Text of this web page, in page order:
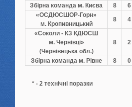
Збірна команда м. Києва
8 6
«ОСДЮСШОР-Горн»
м. Кропивницький
8 4
«Соколи - КЗ КДЮСШ
м. Чернівці»
(Чернівецька обл.)
8 2
Збірна команда м. Рівне 8 0
* - 2 технічні поразки